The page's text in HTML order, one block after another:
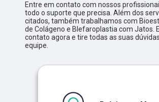
Entre em contato com nossos
todo o suporte que precisa. Além dos
citados, também trabalhamos com
de Colágeno e Blefaroplastia com Jatos.
contato agora e tire todas as suas
equipe.